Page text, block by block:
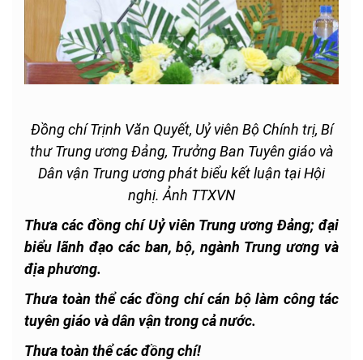
Đồng chí Trịnh Văn Quyết, Uỷ viên Bộ Chính trị, Bí
thư Trung ương Đảng, Trưởng Ban Tuyên giáo và
Dân vận Trung ương phát biểu kết luận tại Hội
nghị. Ảnh TTXVN
Thưa các đồng chí Uỷ viên Trung ương Đảng; đại
biểu lãnh đạo các ban, bộ, ngành Trung ương và
địa phương.
Thưa toàn thể các đồng chí cán bộ làm công tác
tuyên giáo và dân vận trong cả nước.
Thưa toàn thể các đồng chí!